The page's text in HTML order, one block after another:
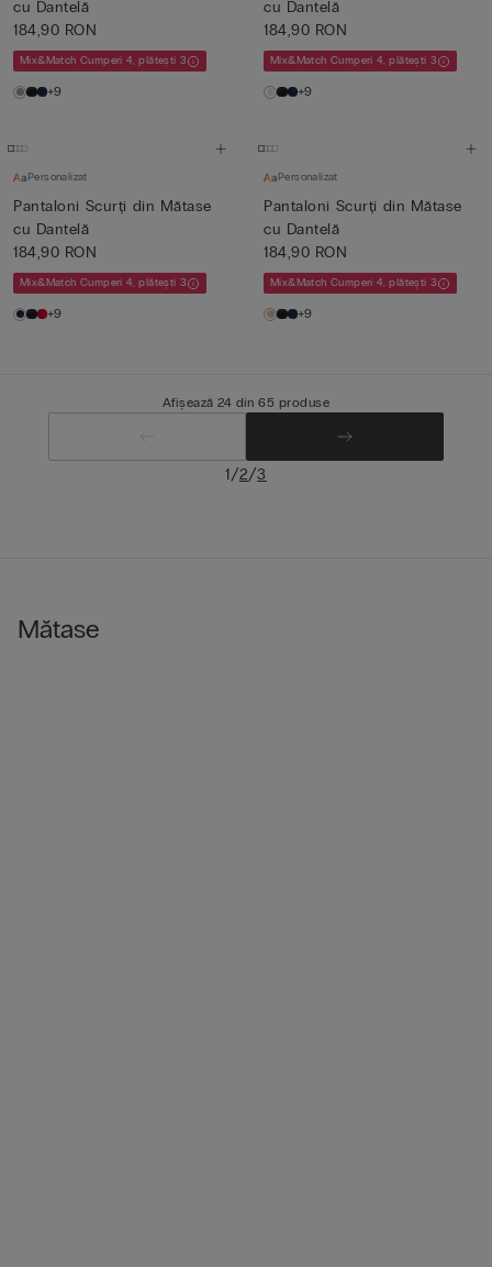
cu Dantelă
184,90 RON
Mix&Match Cumperi 4, plătești 3
+9
cu Dantelă
184,90 RON
Mix&Match Cumperi 4, plătești 3
+9
Personalizat
Pantaloni Scurți din Mătase
cu Dantelă
184,90 RON
Mix&Match Cumperi 4, plătești 3
+9
Personalizat
Pantaloni Scurți din Mătase
cu Dantelă
184,90 RON
Mix&Match Cumperi 4, plătești 3
+9
Afișează 24 din 65 produse
1/2/3
Mătase